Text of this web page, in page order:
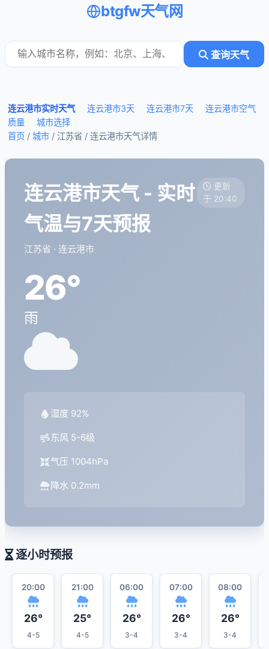
btgfw天气网
查询天气
连云港市实时天气 连云港市3天 连云港市7天
连云港市空气
质量
城市选择
首页 / 城市 / 江苏省 / 连云港市天气详情
连云港市天气 - 实时
气温与7天预报
江苏省 · 连云港市
更新
于 20:40
26°
雨
湿度 92%
东风 5-6级
气压 1004hPa
降水 0.2mm
逐小时预报
20:00
26°
4-5
21:00
25°
4-5
06:00
26°
3-4
07:00
26°
3-4
08:00
26°
3-4